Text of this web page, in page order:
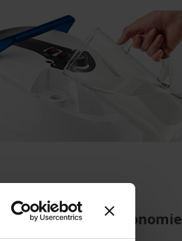
Arbeitsautonomie